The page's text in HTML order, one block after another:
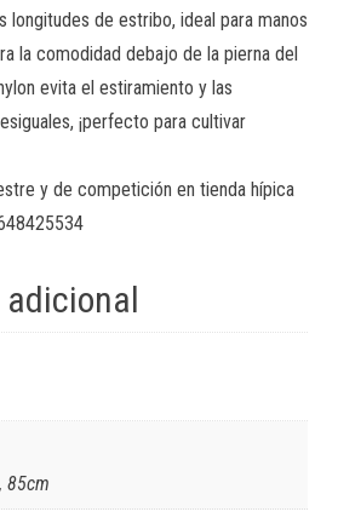
longitudes de estribo, ideal para manos
la comodidad debajo de la pierna del
evita el estiramiento y las
¡perfecto para cultivar
y de competición en tienda hípica
85cm